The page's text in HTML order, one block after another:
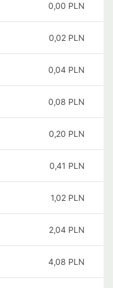
0,00 PLN
0,02 PLN
0,04 PLN
0,08 PLN
0,20 PLN
0,41 PLN
1,02 PLN
2,04 PLN
4,08 PLN